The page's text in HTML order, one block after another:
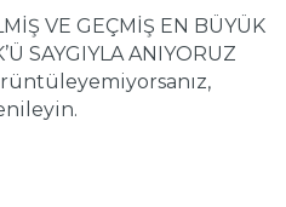
VE GEÇMİŞ EN BÜYÜK
SAYGIYLA ANIYORUZ